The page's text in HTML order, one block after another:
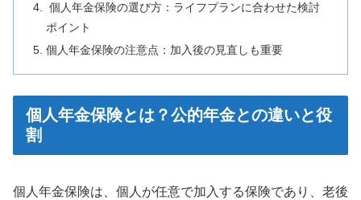
個人年金保険の選び方：ライフプランに合わせた検討
ポイント
個人年金保険の注意点：加入後の見直しも重要
個人年金保険とは？公的年金との違いと役
割
個人年金保険は、個人が任意で加入する保険であり、老後